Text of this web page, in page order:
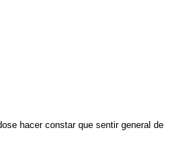
hacer constar que sentir general de